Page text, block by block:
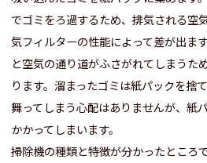
でゴミをろ過するため、排気される空
気フィルターの性能によって差が出ま
と空気の通り道がふさがれてしまうた
ります。溜まったゴミは紙パックを捨
舞ってしまう心配はありませんが、紙
かかってしまいます。
掃除機の種類と特徴が分かったところ